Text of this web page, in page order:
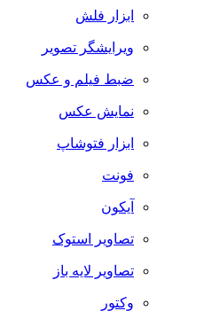
ابزار فلش
ویرایشگر تصویر
ضبط فيلم و عكس
نمایش عکس
ابزار فتوشاپ
فونت
آیکون
تصاویر استوک
تصاویر لایه باز
وکتور